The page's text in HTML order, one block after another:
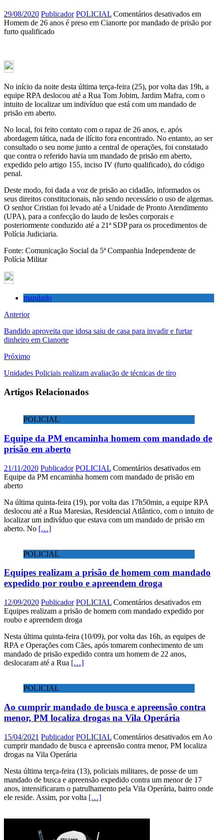
29/08/2020 Publicador POLICIAL Comentários desativados em
Homem de 26 anos é preso em Cianorte por mandado de prisão por
furto qualificado
No início da noite desta última terça-feira (25), por volta das 19h, a
equipe RPA deslocou até a Rua Tom Jobim, Jardim Mafra, com o
intuito de localizar um indivíduo que está com um mandado de
prisão em aberto.
No local, foi feito contato com o rapaz de 26 anos, e, após
abordagem tática, nada de ilícito fora encontrado. No entanto, ao ser
consultado o seu nome junto a central de operações, foi constatado
que contra o referido havia um mandado de prisão em aberto,
expedido pelo artigo 155, inciso IV (furto qualificado), do código
penal.
Deste modo, foi dada a voz de prisão ao cidadão, informados os
seus direitos constitucionais, não sendo necessário o uso de algemas.
O senhor Cristian foi levado até a Unidade de Pronto Atendimento
(UPA), para a confecção do laudo de lesões corporais e
posteriormente conduzido até a 21ª SDP para os procedimentos de
Polícia Judiciaria.
Fonte: Comunicação Social da 5ª Companhia Independente de
Polícia Militar
mandado
Anterior
Bandido aproveita que idosa saiu de casa para invadir e furtar
dinheiro em Cianorte
Próximo
Unidades Policiais realizam avaliação de técnicas de tiro
Artigos Relacionados
POLICIAL
Equipe da PM encaminha homem com mandado de
prisão em aberto
21/11/2020 Publicador POLICIAL Comentários desativados em
Equipe da PM encaminha homem com mandado de prisão em
aberto
Na última quinta-feira (19), por volta das 17h50min, a equipe RPA
deslocou até a Rua Maresias, Residencial Atlântico, com o intuito de
localizar um indivíduo que estava com um mandado de prisão em
aberto. No […]
POLICIAL
Equipes realizam a prisão de homem com mandado
expedido por roubo e apreendem droga
12/09/2020 Publicador POLICIAL Comentários desativados em
Equipes realizam a prisão de homem com mandado expedido por
roubo e apreendem droga
Nesta última quinta-feira (10/09), por volta das 16h, as equipes de
RPA e Operações com Cães, após tomarem conhecimento de um
mandado de prisão expedido contra um homem de 22 anos,
deslocaram até a Rua […]
POLICIAL
Ao cumprir mandado de busca e apreensão contra
menor, PM localiza drogas na Vila Operária
15/04/2021 Publicador POLICIAL Comentários desativados em Ao
cumprir mandado de busca e apreensão contra menor, PM localiza
drogas na Vila Operária
Nesta última terça-feira (13), policiais militares, de posse de um
mandado de busca e apreensão expedido contra um menor de 17
anos, intensificaram o patrulhamento pela Vila Operária, bairro onde
ele reside. Assim, por volta […]